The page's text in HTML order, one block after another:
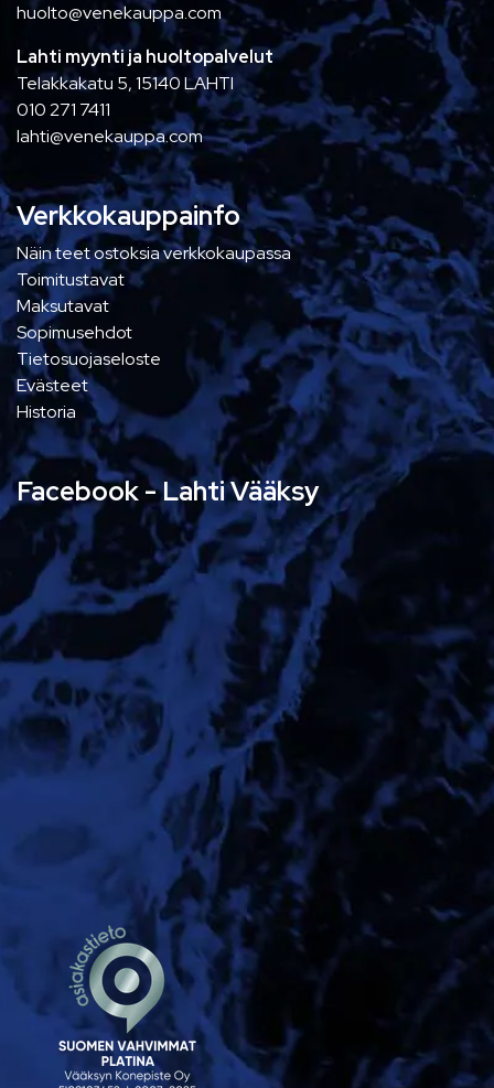
huolto@venekauppa.com
Lahti myynti ja huoltopalvelut
Telakkakatu 5, 15140 LAHTI
010 271 7411
lahti@venekauppa.com
Verkkokauppainfo
Näin teet ostoksia verkkokaupassa
Toimitustavat
Maksutavat
Sopimusehdot
Tietosuojaseloste
Evästeet
Historia
Facebook - Lahti Vääksy